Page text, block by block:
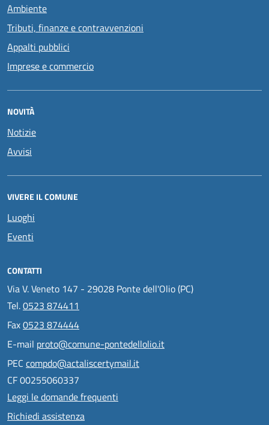
Ambiente
Tributi, finanze e contravvenzioni
Appalti pubblici
Imprese e commercio
NOVITÀ
Notizie
Avvisi
VIVERE IL COMUNE
Luoghi
Eventi
CONTATTI
Via V. Veneto 147 - 29028 Ponte dell'Olio (PC)
Tel.0523 874411
Fax0523 874444
E-mail proto@comune-pontedellolio.it
PEC compdo@actaliscertymail.it
CF 00255060337
Leggi le domande frequenti
Richiedi assistenza